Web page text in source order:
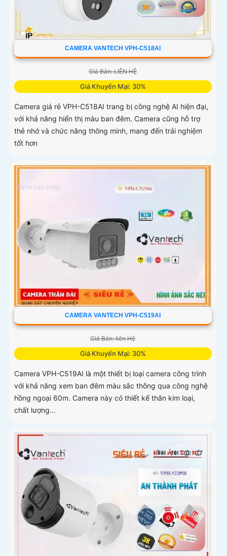
CAMERA VANTECH VPH-C518AI
Giá Bán: LIÊN HỆ
Giá Khuyến Mại: 30%
Camera giá rẻ VPH-C518AI trang bị công nghệ AI hiện đại,
với khả năng hiển thị màu ban đêm. Camera cũng hỗ trợ
thẻ nhớ và chức năng thông minh, mang đến trải nghiệm
tốt hơn
CAMERA VANTECH VPH-C519AI
Giá Bán: liên Hệ
Giá Khuyến Mại: 30%
Camera VPH-C519AI là một thiết bị loại camera công trình
với khả năng xem ban đêm màu sắc thông qua công nghệ
hồng ngoại 60m. Camera này có thiết kế thân kim loại,
chất lượng...